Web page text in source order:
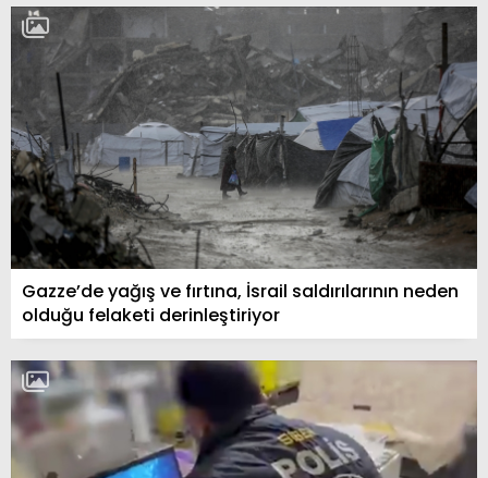
Gazze’de yağış ve fırtına, İsrail saldırılarının neden
olduğu felaketi derinleştiriyor